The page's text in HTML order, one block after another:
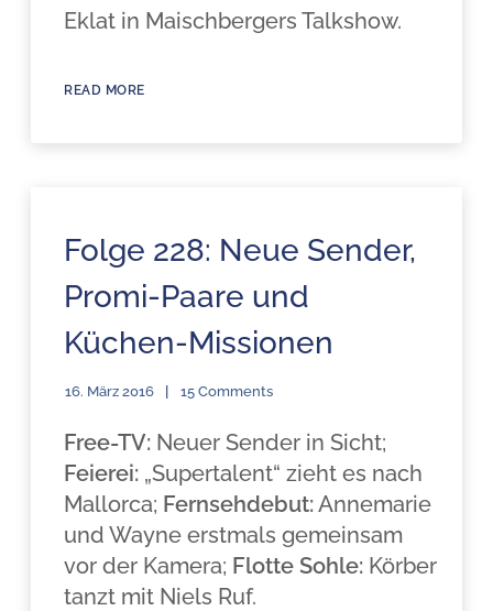
Eklat in Maischbergers Talkshow.
READ MORE
Folge 228: Neue Sender,
Promi-Paare und
Küchen-Missionen
16. März 2016 15 Comments
Free-TV: Neuer Sender in Sicht;
Feierei: „Supertalent“ zieht es nach
Mallorca; Fernsehdebut: Annemarie
und Wayne erstmals gemeinsam
vor der Kamera; Flotte Sohle: Körber
tanzt mit Niels Ruf.